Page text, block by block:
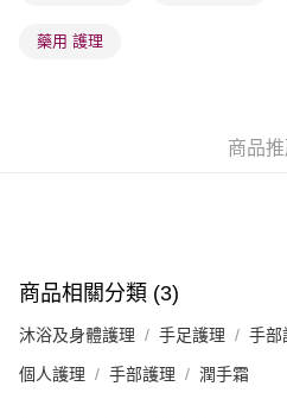
澳門地區配送 - 確認發貨後1-4個工
藥用 護理
商品
商品相關分類 (3)
沐浴及身體護理 手足護理 手部
個人護理 手部護理 潤手霜